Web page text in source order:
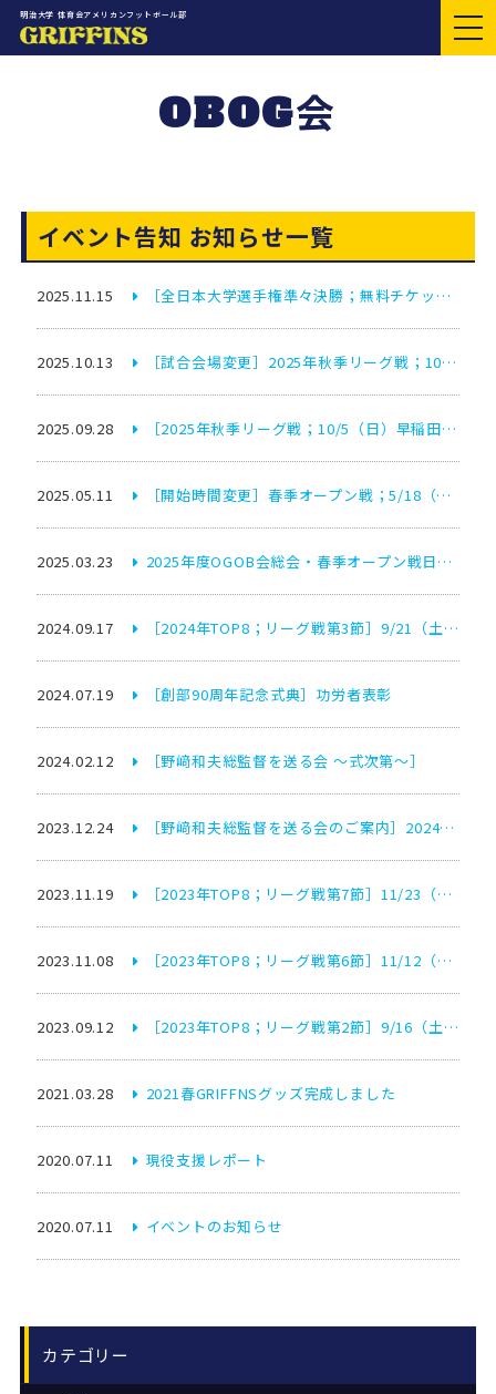
明治大学 体育会アメリカンフットボール部
OBOG会
イベント告知 お知らせ一覧
2025.11.15 ［全日本大学選手権準々決勝；無料チケットのお知らせ］11月22日（土）関西大学戦
2025.10.13 ［試合会場変更］2025年秋季リーグ戦；10/25（土）中央大学戦
2025.09.28 ［2025年秋季リーグ戦；10/5（日）早稲田大戦］無料チケットのお知らせ
2025.05.11 ［開始時間変更］春季オープン戦；5/18（日）立教大戦
2025.03.23 2025年度OGOB会総会・春季オープン戦日程について
2024.09.17 ［2024年TOP8；リーグ戦第3節］9/21（土）vs桜美林大学 THREE NAILS CROWNS のご案内
2024.07.19 ［創部90周年記念式典］功労者表彰
2024.02.12 ［野﨑和夫総監督を送る会 ～式次第～］
2023.12.24 ［野﨑和夫総監督を送る会のご案内］2024年2月23日
2023.11.19 ［2023年TOP8；リーグ戦第7節］11/23（祝）vs中央大学 RACOONSのご案内
2023.11.08 ［2023年TOP8；リーグ戦第6節］11/12（日）vs早稲田大学 BIG BEARS のご案内
2023.09.12 ［2023年TOP8；リーグ戦第2節］9/16（土）vs立教大学 St.Paul’s Rushers
2021.03.28 2021春GRIFFNSグッズ完成しました
2020.07.11 現役支援レポート
2020.07.11 イベントのお知らせ
カテゴリー